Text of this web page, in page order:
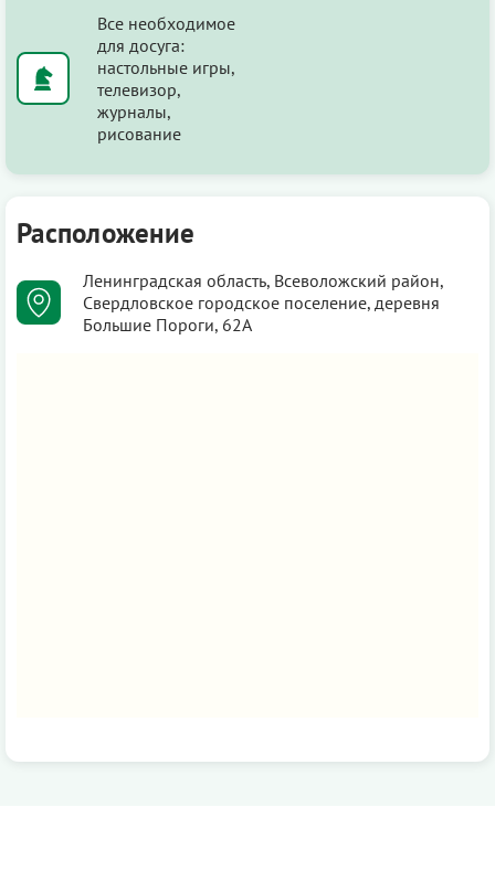
Все необходимое
для досуга:
настольные игры,
телевизор,
журналы,
рисование
Расположение
Ленинградская область, Всеволожский район,
Свердловское городское поселение, деревня
Большие Пороги, 62А